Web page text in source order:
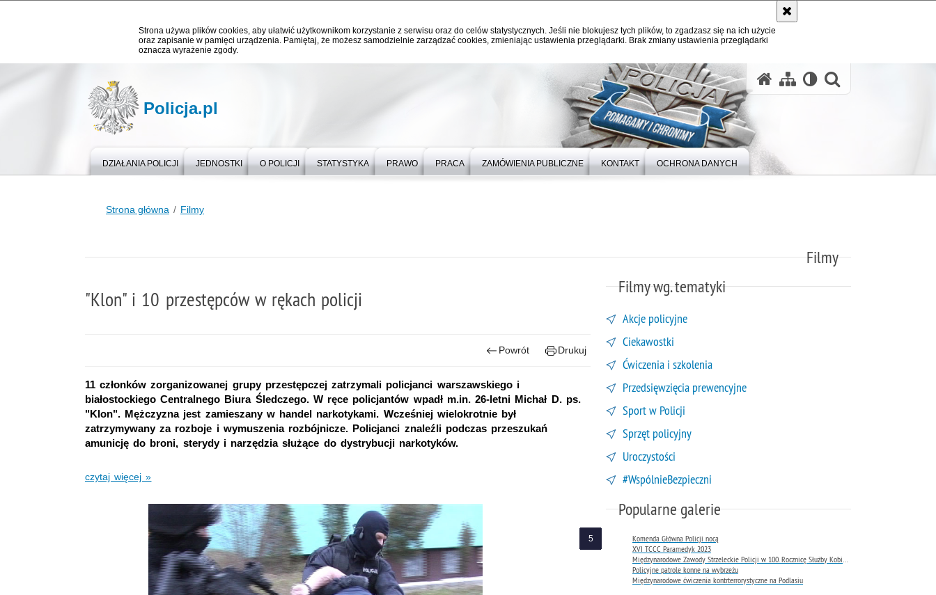
Strona używa plików cookies, aby ułatwić użytkownikom korzystanie z serwisu oraz do celów statystycznych. Jeśli nie blokujesz tych plików, to zgadzasz się na ich użycie
oraz zapisanie w pamięci urządzenia. Pamiętaj, że możesz samodzielnie zarządzać cookies, zmieniając ustawienia przeglądarki. Brak zmiany ustawienia przeglądarki
oznacza wyrażenie zgody.
Policja.pl
DZIAŁANIA POLICJI JEDNOSTKI O POLICJI STATYSTYKA PRAWO PRACA ZAMÓWIENIA PUBLICZNE KONTAKT OCHRONA DANYCH
Strona główna Filmy
Filmy
"Klon" i 10 przestępców w rękach policji
Powrót Drukuj
11 członków zorganizowanej grupy przestępczej zatrzymali policjanci warszawskiego i
białostockiego Centralnego Biura Śledczego. W ręce policjantów wpadł m.in. 26-letni Michał D. ps.
"Klon". Mężczyzna jest zamieszany w handel narkotykami. Wcześniej wielokrotnie był
zatrzymywany za rozboje i wymuszenia rozbójnicze. Policjanci znaleźli podczas przeszukań
amunicję do broni, sterydy i narzędzia służące do dystrybucji narkotyków.
czytaj więcej »
Filmy wg. tematyki
Akcje policyjne
Ciekawostki
Ćwiczenia i szkolenia
Przedsięwzięcia prewencyjne
Sport w Policji
Sprzęt policyjny
Uroczystości
#WspólnieBezpieczni
Popularne galerie
Komenda Główna Policji nocą
XVI TCCC Paramedyk 2023
Międzynarodowe Zawody Strzeleckie Policji w 100. Rocznicę Służby Kobiet w Policji
Policyjne patrole konne na wybrzeżu
Międzynarodowe ćwiczenia kontrterrorystyczne na Podlasiu